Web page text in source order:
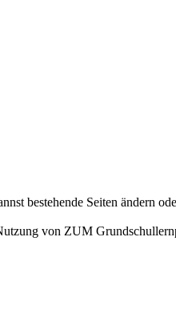
bestehende Seiten ändern
von ZUM